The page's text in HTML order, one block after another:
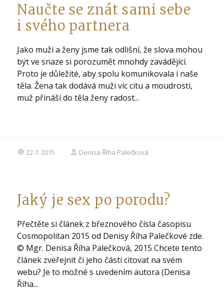
Naučte se znát sami sebe
i svého partnera
Jako muži a ženy jsme tak odlišní, že slova mohou
být ve snaze si porozumět mnohdy zavádějící.
Proto je důležité, aby spolu komunikovala i naše
těla. Žena tak dodává muži víc citu a moudrosti,
muž přináší do těla ženy radost...
22.7. 2015 Denisa Říha Palečková
Jaký je sex po porodu?
Přečtěte si článek z březnového čísla časopisu
Cosmopolitan 2015 od Denisy Říha Palečkové zde.
© Mgr. Denisa Říha Palečková, 2015 Chcete tento
článek zveřejnit či jeho části citovat na svém
webu? Je to možné s uvedením autora (Denisa
Říha...